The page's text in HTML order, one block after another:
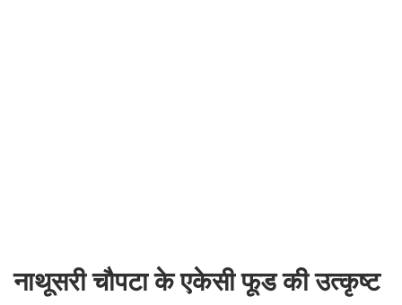
नाथूसरी चौपटा के एकेसी फूड की उत्कृष्ट